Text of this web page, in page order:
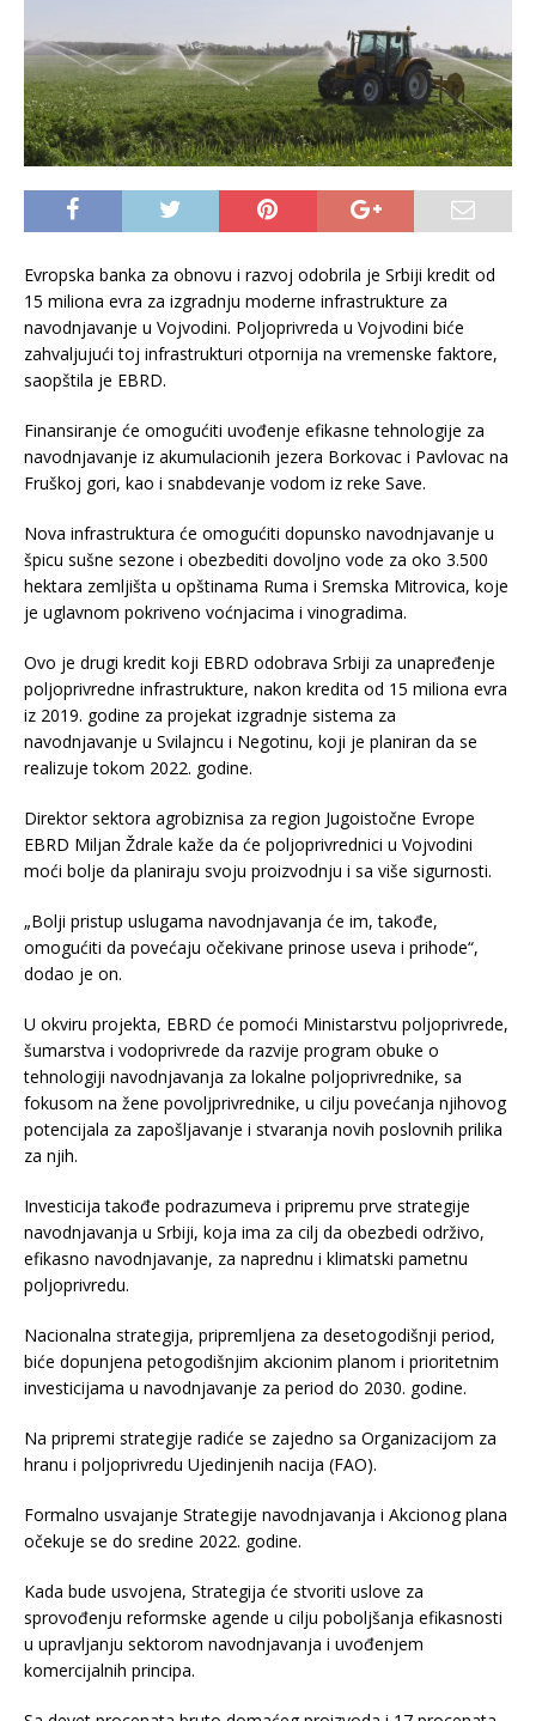
Evropska banka za obnovu i razvoj odobrila je Srbiji kredit od
15 miliona evra za izgradnju moderne infrastrukture za
navodnjavanje u Vojvodini. Poljoprivreda u Vojvodini biće
zahvaljujući toj infrastrukturi otpornija na vremenske faktore,
saopštila je EBRD.
Finansiranje će omogućiti uvođenje efikasne tehnologije za
navodnjavanje iz akumulacionih jezera Borkovac i Pavlovac na
Fruškoj gori, kao i snabdevanje vodom iz reke Save.
Nova infrastruktura će omogućiti dopunsko navodnjavanje u
špicu sušne sezone i obezbediti dovoljno vode za oko 3.500
hektara zemljišta u opštinama Ruma i Sremska Mitrovica, koje
je uglavnom pokriveno voćnjacima i vinogradima.
Ovo je drugi kredit koji EBRD odobrava Srbiji za unapređenje
poljoprivredne infrastrukture, nakon kredita od 15 miliona evra
iz 2019. godine za projekat izgradnje sistema za
navodnjavanje u Svilajncu i Negotinu, koji je planiran da se
realizuje tokom 2022. godine.
Direktor sektora agrobiznisa za region Jugoistočne Evrope
EBRD Miljan Ždrale kaže da će poljoprivrednici u Vojvodini
moći bolje da planiraju svoju proizvodnju i sa više sigurnosti.
„Bolji pristup uslugama navodnjavanja će im, takođe,
omogućiti da povećaju očekivane prinose useva i prihode“,
dodao je on.
U okviru projekta, EBRD će pomoći Ministarstvu poljoprivrede,
šumarstva i vodoprivrede da razvije program obuke o
tehnologiji navodnjavanja za lokalne poljoprivrednike, sa
fokusom na žene povoljprivrednike, u cilju povećanja njihovog
potencijala za zapošljavanje i stvaranja novih poslovnih prilika
za njih.
Investicija takođe podrazumeva i pripremu prve strategije
navodnjavanja u Srbiji, koja ima za cilj da obezbedi održivo,
efikasno navodnjavanje, za naprednu i klimatski pametnu
poljoprivredu.
Nacionalna strategija, pripremljena za desetogodišnji period,
biće dopunjena petogodišnjim akcionim planom i prioritetnim
investicijama u navodnjavanje za period do 2030. godine.
Na pripremi strategije radiće se zajedno sa Organizacijom za
hranu i poljoprivredu Ujedinjenih nacija (FAO).
Formalno usvajanje Strategije navodnjavanja i Akcionog plana
očekuje se do sredine 2022. godine.
Kada bude usvojena, Strategija će stvoriti uslove za
sprovođenju reformske agende u cilju poboljšanja efikasnosti
u upravljanju sektorom navodnjavanja i uvođenjem
komercijalnih principa.